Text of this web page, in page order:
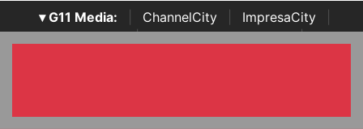
▾ G11 Media: ChannelCity ImpresaCity
SecurityOpenLab | Italian Channel Awards | Italian